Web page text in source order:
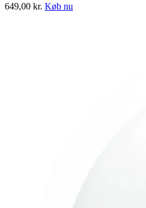
649,00 kr. Køb nu